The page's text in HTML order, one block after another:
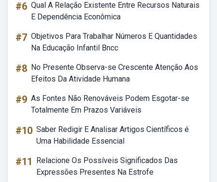
#6 Qual A Relação Existente Entre Recursos Naturais
E Dependência Econômica
#7 Objetivos Para Trabalhar Números E Quantidades
Na Educação Infantil Bncc
#8 No Presente Observa-se Crescente Atenção Aos
Efeitos Da Atividade Humana
#9 As Fontes Não Renováveis Podem Esgotar-se
Totalmente Em Prazos Variáveis
#10 Saber Redigir E Analisar Artigos Científicos é
Uma Habilidade Essencial
#11
Relacione Os Possíveis Significados Das
Expressões Presentes Na Estrofe